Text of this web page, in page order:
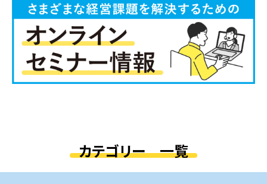
カテゴリー 一覧